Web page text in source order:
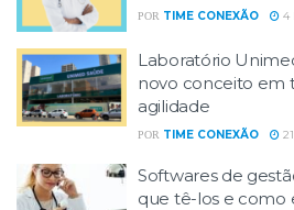
POR TIME CONEXÃO 4
Laboratório
novo conceito em
agilidade
POR TIME CONEXÃO
Softwares de
que tê-los e como